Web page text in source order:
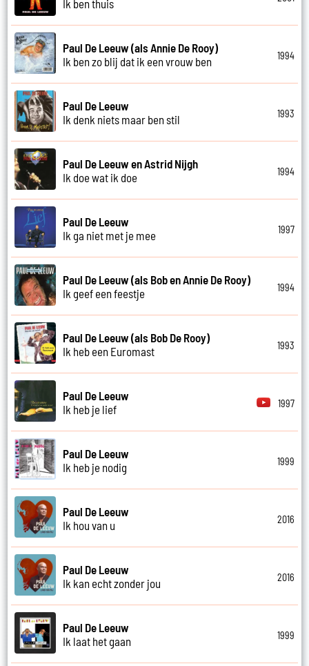
Ik ben thuis
Paul De Leeuw (als Annie De Rooy)
Ik ben zo blij dat ik een vrouw ben
1994
Paul De Leeuw
Ik denk niets maar ben stil
1993
Paul De Leeuw en Astrid Nijgh
Ik doe wat ik doe
1994
Paul De Leeuw
Ik ga niet met je mee
1997
Paul De Leeuw (als Bob en Annie De Rooy)
Ik geef een feestje
1994
Paul De Leeuw (als Bob De Rooy)
Ik heb een Euromast
1993
Paul De Leeuw
Ik heb je lief
1997
Paul De Leeuw
Ik heb je nodig
1999
Paul De Leeuw
Ik hou van u
2016
Paul De Leeuw
Ik kan echt zonder jou
2016
Paul De Leeuw
Ik laat het gaan
1999